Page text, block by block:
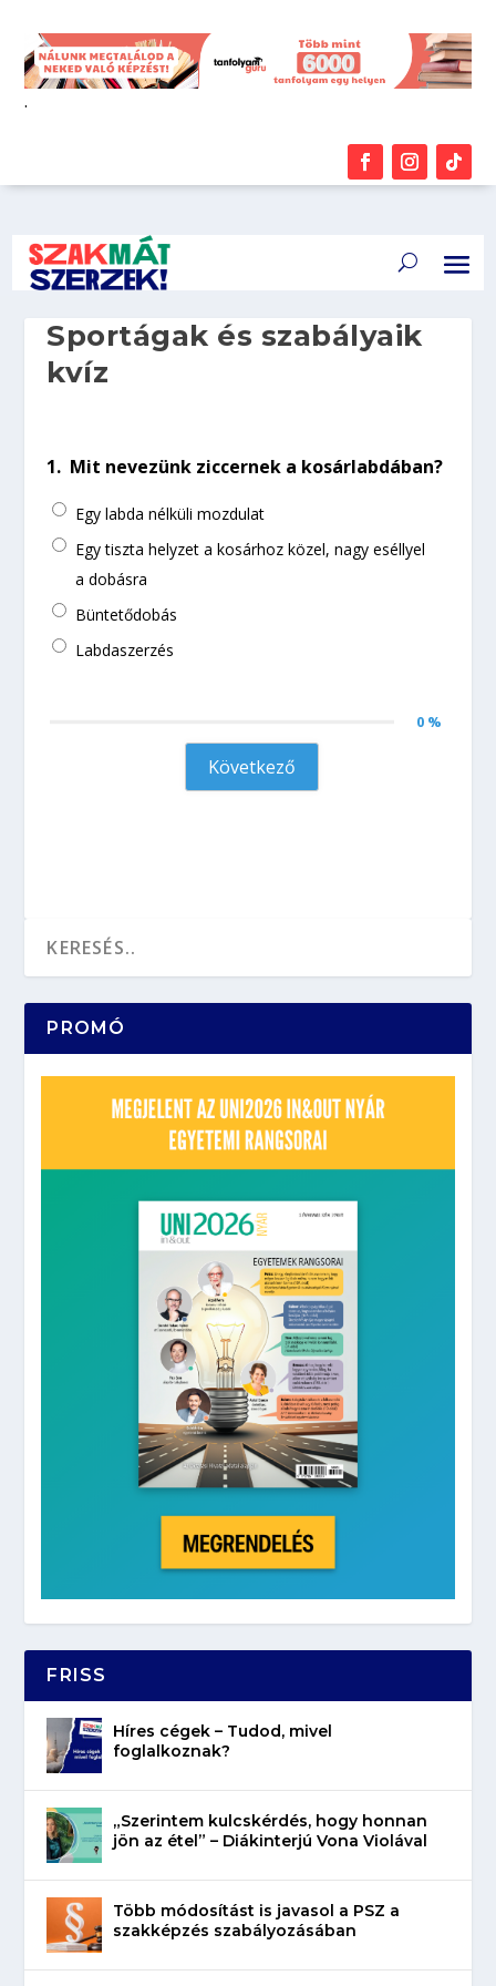
.
Sportágak és szabályaik
kvíz
1. Mit nevezünk ziccernek a kosárlabdában?
Egy labda nélküli mozdulat
Egy tiszta helyzet a kosárhoz közel, nagy eséllyel
a dobásra
Büntetődobás
Labdaszerzés
0 %
Következő
PROMÓ
FRISS
Híres cégek – Tudod, mivel
foglalkoznak?
„Szerintem kulcskérdés, hogy honnan
jön az étel” – Diákinterjú Vona Violával
Több módosítást is javasol a PSZ a
szakképzés szabályozásában